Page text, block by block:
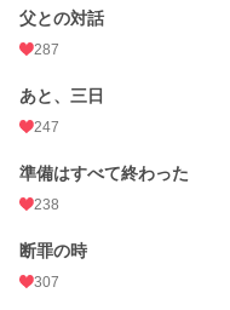
更新日時
初回完結日時
週間ポイント 3,044 pt (3,286 位)
月間ポイント
年間ポイント
父との対話
287
あと、三日
247
準備はすべて終わった
238
断罪の時
307